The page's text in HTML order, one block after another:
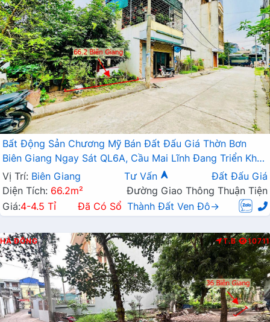
Bất Động Sản Chương Mỹ Bán Đất Đấu Giá Thờn Bơn
Biên Giang Ngay Sát QL6A, Cầu Mai Lĩnh Đang Triển Khai
Mở Rộng
Vị Trí: Biên Giang Tư Vấn
Đất Đấu Giá
Diện Tích: 66.2m²
Đường Giao Thông Thuận Tiện
Giá:4-4.5 Tỉ Đã Có Sổ Thành Đất Ven Đô→
HÀ ĐÔNG T.B 10711